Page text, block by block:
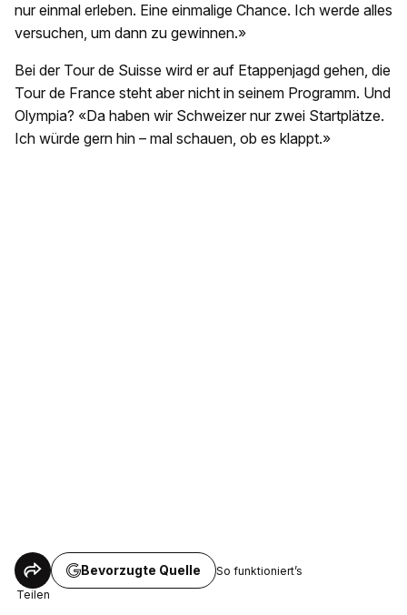
nur einmal erleben. Eine einmalige Chance. Ich werde alles
versuchen, um dann zu gewinnen.»
Bei der Tour de Suisse wird er auf Etappenjagd gehen, die
Tour de France steht aber nicht in seinem Programm. Und
Olympia? «Da haben wir Schweizer nur zwei Startplätze.
Ich würde gern hin – mal schauen, ob es klappt.»
Teilen
Bevorzugte Quelle So funktioniert’s